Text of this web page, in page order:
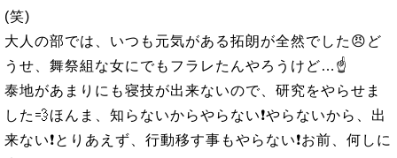
(笑)
大人の部では、いつも元気がある拓朗が全然でした😠ど
うせ、舞祭組な女にでもフラレたんやろうけど…☝
泰地があまりにも寝技が出来ないので、研究をやらせま
した💨ほんま、知らないからやらない❗やらないから、出
来ない❗とりあえず、行動移す事もやらない❗お前、何しに